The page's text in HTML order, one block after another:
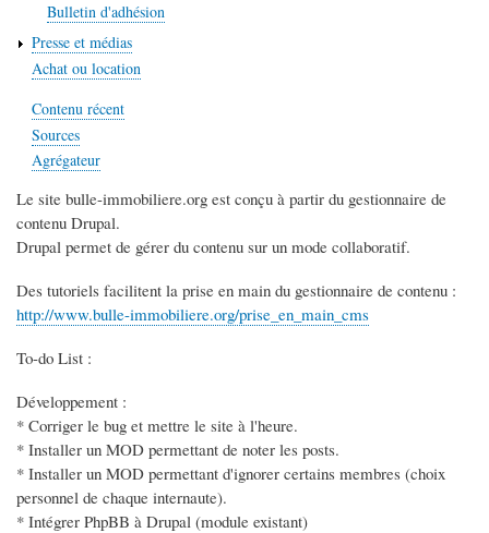
Bulletin d'adhésion
Presse et médias
Achat ou location
Contenu récent
Sources
Agrégateur
Le site bulle-immobiliere.org est conçu à partir du gestionnaire de
contenu Drupal.
Drupal permet de gérer du contenu sur un mode collaboratif.
Des tutoriels facilitent la prise en main du gestionnaire de contenu :
http://www.bulle-immobiliere.org/prise_en_main_cms
To-do List :
Développement :
* Corriger le bug et mettre le site à l'heure.
* Installer un MOD permettant de noter les posts.
* Installer un MOD permettant d'ignorer certains membres (choix
personnel de chaque internaute).
* Intégrer PhpBB à Drupal (module existant)